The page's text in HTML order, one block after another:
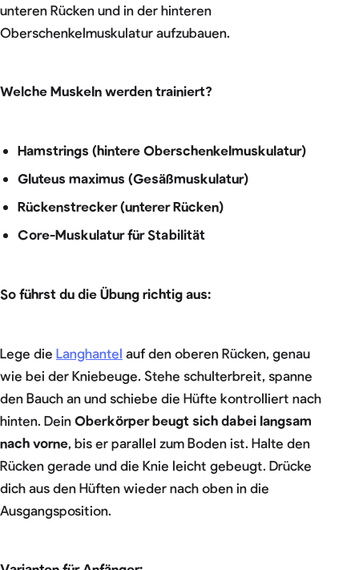
unteren Rücken und in der hinteren
Oberschenkelmuskulatur aufzubauen.
Welche Muskeln werden trainiert?
Hamstrings (hintere Oberschenkelmuskulatur)
Gluteus maximus (Gesäßmuskulatur)
Rückenstrecker (unterer Rücken)
Core-Muskulatur für Stabilität
So führst du die Übung richtig aus:
Lege die Langhantel auf den oberen Rücken, genau
wie bei der Kniebeuge. Stehe schulterbreit, spanne
den Bauch an und schiebe die Hüfte kontrolliert nach
hinten. Dein Oberkörper beugt sich dabei langsam
nach vorne, bis er parallel zum Boden ist. Halte den
Rücken gerade und die Knie leicht gebeugt. Drücke
dich aus den Hüften wieder nach oben in die
Ausgangsposition.